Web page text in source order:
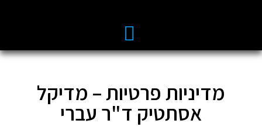
מדיניות פרטיות – מדיקל
אסתטיק ד"ר עברי